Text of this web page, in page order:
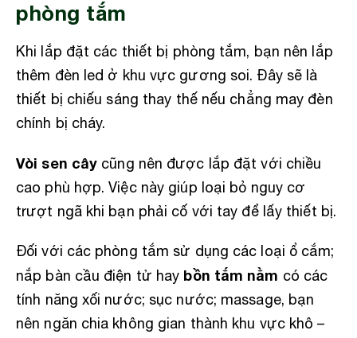
phòng tắm
Khi lắp đặt các thiết bị phòng tắm, bạn nên lắp
thêm đèn led ở khu vực gương soi. Đây sẽ là
thiết bị chiếu sáng thay thế nếu chẳng may đèn
chính bị cháy.
Vòi sen cây cũng nên được lắp đặt với chiều
cao phù hợp. Việc này giúp loại bỏ nguy cơ
trượt ngã khi bạn phải cố với tay để lấy thiết bị.
Đối với các phòng tắm sử dụng các loại ổ cắm;
nắp bàn cầu điện tử hay bồn tắm nằm có các
tính năng xối nước; sục nước; massage, bạn
nên ngăn chia không gian thành khu vực khô –